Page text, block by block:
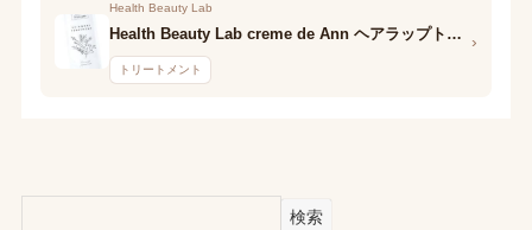
Health Beauty Lab
Health Beauty Lab creme de Ann ヘアラップトリートメント
トリートメント
›
検索